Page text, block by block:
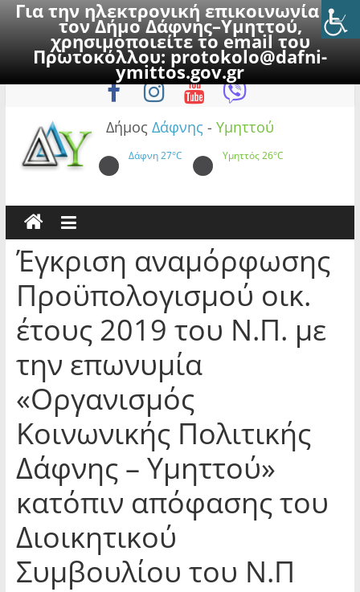
Για την ηλεκτρονική επικοινωνία με
τον Δήμο Δάφνης–Υμηττού,
χρησιμοποιείτε το email του
Πρωτοκόλλου:protokolo@dafni-
ymittos.gov.gr
to
Δευτέρα, 10 Αυγούστου 2026
Δήμος Δάφνης - Υμηττού
Δάφνη27°C Υμηττός26°C
Έγκριση αναμόρφωσης
Προϋπολογισμού οικ.
έτους 2019 του Ν.Π. με
την επωνυμία
«Οργανισμός
Κοινωνικής Πολιτικής
Δάφνης – Υμηττού»
κατόπιν απόφασης του
Διοικητικού
Συμβουλίου του Ν.Π